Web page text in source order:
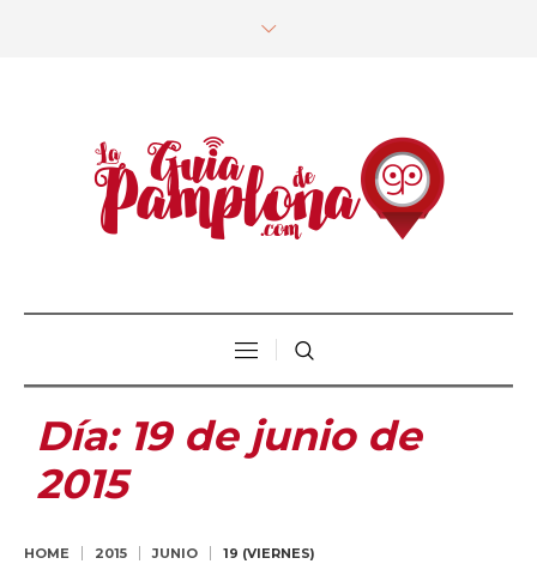
Día: 19 de junio de
2015
HOME 2015 JUNIO 19 (VIERNES)